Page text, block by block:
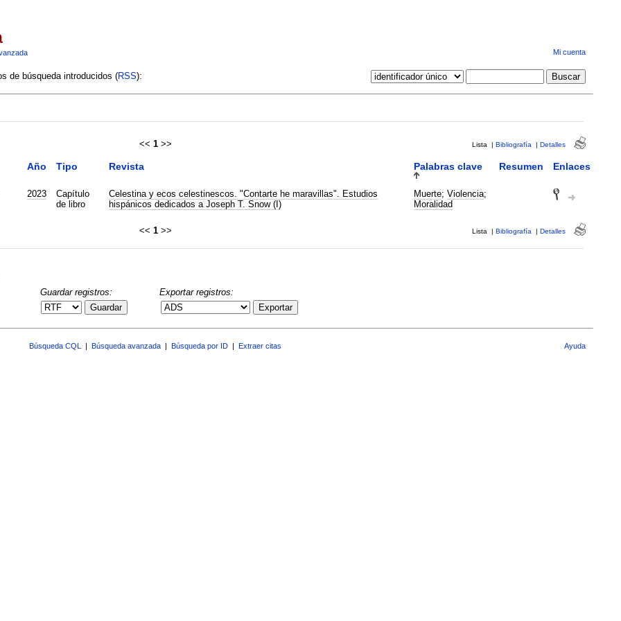
Mi cuenta
de búsqueda introducidos (RSS):
<< 1 >> Lista | Bibliografía | Detalles
Año Tipo Revista Palabras clave Resumen Enlaces
2023
Capítulo
de libro
Celestina y ecos celestinescos. "Contarte he maravillas". Estudios
hispánicos dedicados a Joseph T. Snow (I)
Muerte; Violencia;
Moralidad
<< 1 >> Lista | Bibliografía | Detalles
Guardar registros:
Guardar
Exportar registros:
Exportar
Búsqueda CQL Búsqueda avanzada Búsqueda por ID Extraer citas Ayuda